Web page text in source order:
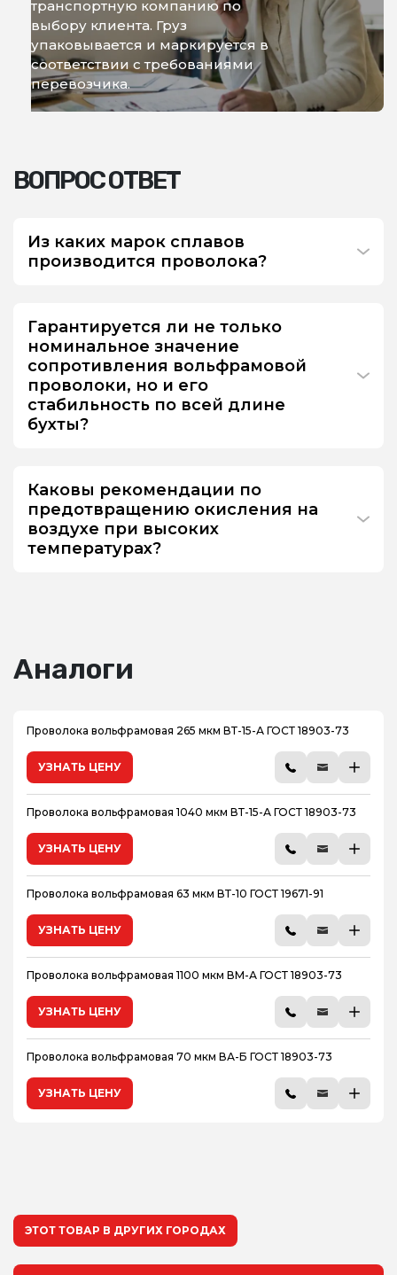
транспортную компанию по
выбору клиента. Груз
упаковывается и маркируется в
соответствии с требованиями
перевозчика.
ВОПРОС ОТВЕТ
Из каких марок сплавов
производится проволока?
Гарантируется ли не только
номинальное значение
сопротивления вольфрамовой
проволоки, но и его
стабильность по всей длине
бухты?
Каковы рекомендации по
предотвращению окисления на
воздухе при высоких
температурах?
Аналоги
Проволока вольфрамовая 265 мкм ВТ-15-А ГОСТ 18903-73
УЗНАТЬ ЦЕНУ
Проволока вольфрамовая 1040 мкм ВТ-15-А ГОСТ 18903-73
УЗНАТЬ ЦЕНУ
Проволока вольфрамовая 63 мкм ВТ-10 ГОСТ 19671-91
УЗНАТЬ ЦЕНУ
Проволока вольфрамовая 1100 мкм ВМ-А ГОСТ 18903-73
УЗНАТЬ ЦЕНУ
Проволока вольфрамовая 70 мкм ВА-Б ГОСТ 18903-73
УЗНАТЬ ЦЕНУ
ЭТОТ ТОВАР В ДРУГИХ ГОРОДАХ